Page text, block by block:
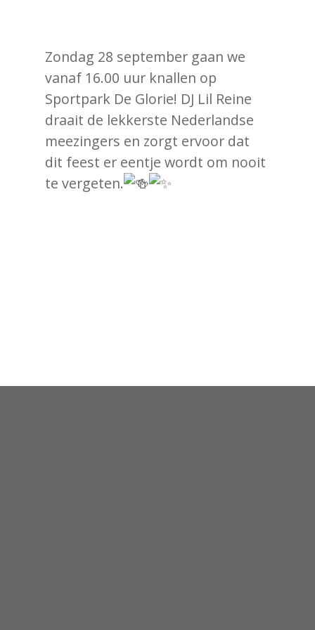
Zondag 28 september gaan we
vanaf 16.00 uur knallen op
Sportpark De Glorie! DJ Lil Reine
draait de lekkerste Nederlandse
meezingers en zorgt ervoor dat
dit feest er eentje wordt om nooit
te vergeten.